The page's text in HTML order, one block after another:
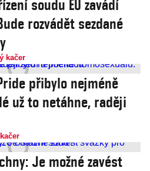
soudu EU zavádí
rozvádět sezdané
kačer
přibylo nejméně
už to netáhne, raději
Je možné zavést